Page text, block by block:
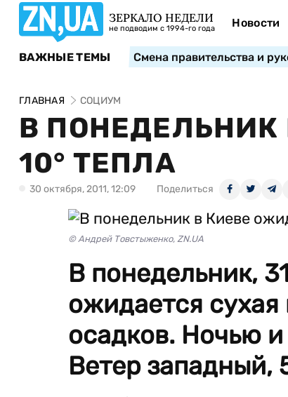
ЗЕРКАЛО НЕДЕЛИ
не подводим с 1994-го года Новости
ВАЖНЫЕ ТЕМЫ Смена правительства и
ГЛАВНАЯ СОЦИУМ
В
10° ТЕПЛА
30 октября, 2011, 12:09 Поделиться
© Андрей Товстыженко, ZN.UA
В понедельник,
ожидается сухая
осадков. Ночью
Ветер западный,